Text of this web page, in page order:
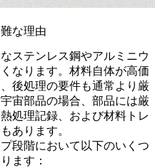
な理由
ステンレス鋼やアルミニウ
なります。材料自体が高価
後処理の要件も通常より厳
宙部品の場合、部品には厳
処理記録、および材料トレ
あります。
段階において以下のいくつ
ます：